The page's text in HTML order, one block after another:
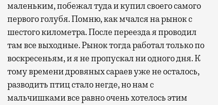
маленьким, побежал туда и купил своего самого
первого голубя. Помню, как мчался на рынок с
шестого километра. После переезда я проводил
там все выходные. Рынок тогда работал только по
воскресеньям, и я не пропускал ни одного дня. К
тому времени дровяных сараев уже не осталось,
разводить птиц стало негде, но нам с
мальчишками все равно очень хотелось этим